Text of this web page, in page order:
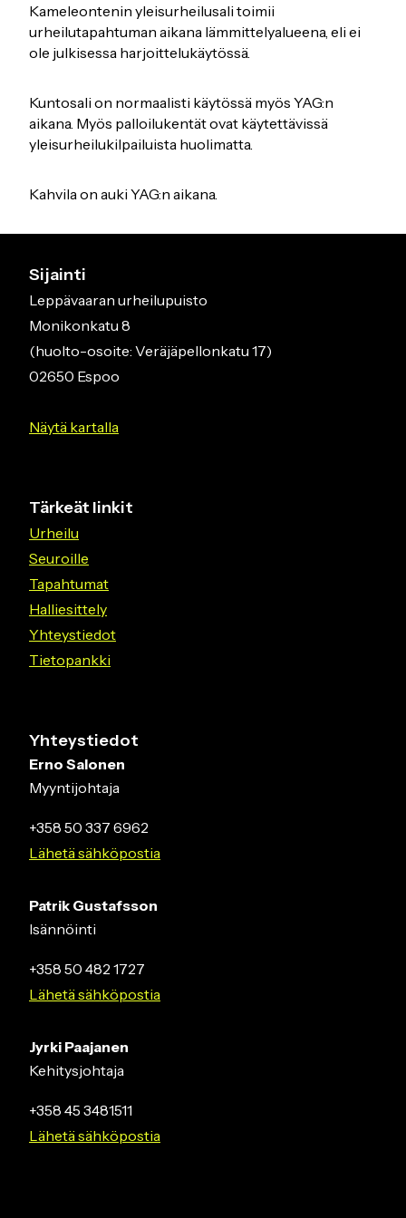
Kameleontenin yleisurheilusali toimii
urheilutapahtuman aikana lämmittelyalueena, eli ei
ole julkisessa harjoittelukäytössä.
Kuntosali on normaalisti käytössä myös YAG:n
aikana. Myös palloilukentät ovat käytettävissä
yleisurheilukilpailuista huolimatta.
Kahvila on auki YAG:n aikana.
Sijainti
Leppävaaran urheilupuisto
Monikonkatu 8
(huolto-osoite: Veräjäpellonkatu 17)
02650 Espoo
Näytä kartalla
Tärkeät linkit
Urheilu
Seuroille
Tapahtumat
Halliesittely
Yhteystiedot
Tietopankki
Yhteystiedot
Erno Salonen
Myyntijohtaja
+358 50 337 6962
Lähetä sähköpostia
Patrik Gustafsson
Isännöinti
+358 50 482 1727
Lähetä sähköpostia
Jyrki Paajanen
Kehitysjohtaja
+358 45 3481511
Lähetä sähköpostia